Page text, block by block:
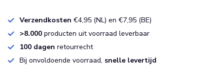
Verzendkosten €4,95 (NL) en €7,95 (BE)
>8.000 producten uit voorraad leverbaar
100 dagen retourrecht
Bij onvoldoende voorraad, snelle levertijd